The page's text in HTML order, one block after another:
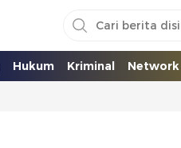
Hukum Kriminal Network